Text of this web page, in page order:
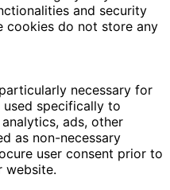
and security
cookies do not store any
necessary for
specifically to
ads, other
as non-necessary
user consent prior to
website.